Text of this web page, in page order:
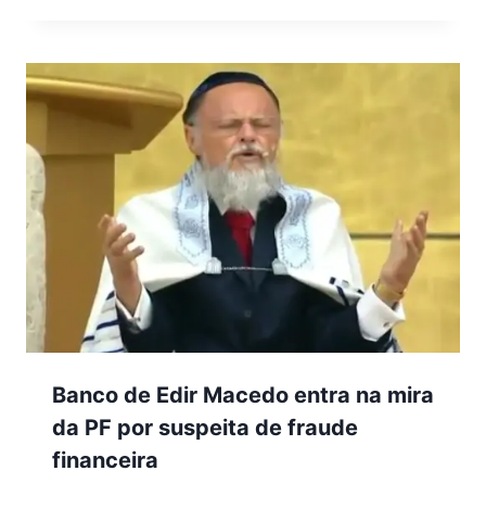
Banco de Edir Macedo entra na mira
da PF por suspeita de fraude
financeira